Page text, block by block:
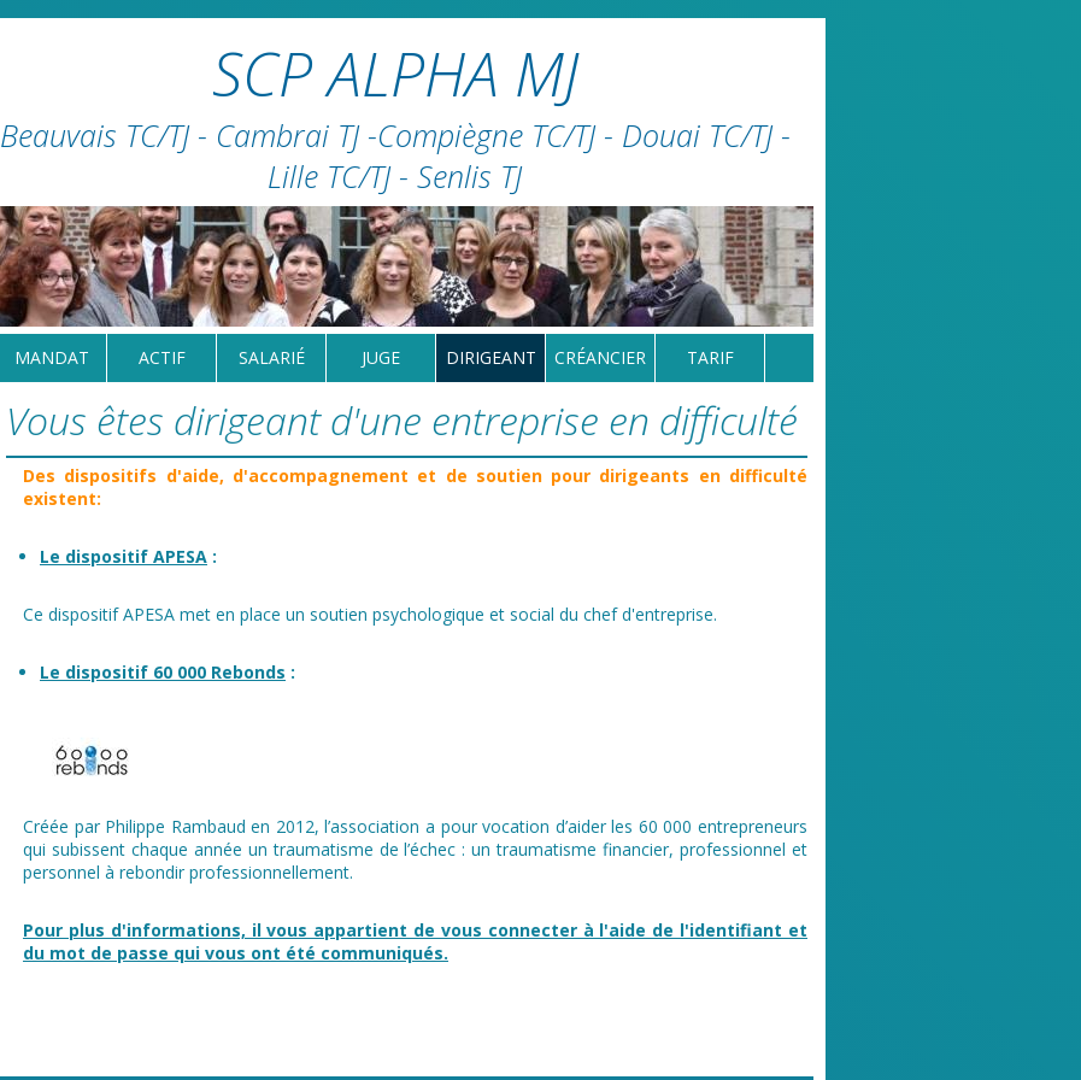
SCP ALPHA MJ
Beauvais TC/TJ - Cambrai TJ -Compiègne TC/TJ - Douai TC/TJ -
Lille TC/TJ - Senlis TJ
MANDAT ACTIF SALARIÉ JUGE DIRIGEANT CRÉANCIER TARIF
Vous êtes dirigeant d'une entreprise en difficulté
Des dispositifs d'aide, d'accompagnement et de soutien pour dirigeants en difficulté
existent:
Le dispositif APESA :
Ce dispositif APESA met en place un soutien psychologique et social du chef d'entreprise.
Le dispositif 60 000 Rebonds :
Créée par Philippe Rambaud en 2012, l’association a pour vocation d’aider les 60 000 entrepreneurs
qui subissent chaque année un traumatisme de l’échec : un traumatisme financier, professionnel et
personnel à rebondir professionnellement.
Pour plus d'informations, il vous appartient de vous connecter à l'aide de l'identifiant et
du mot de passe qui vous ont été communiqués.